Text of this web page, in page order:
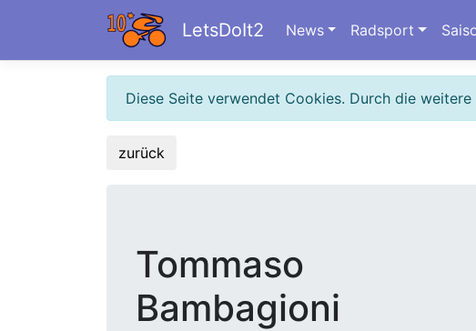
LetsDoIt2 News Radsport
Diese Seite verwendet Cookies. Durch die
zurück
Tommaso
Bambagioni